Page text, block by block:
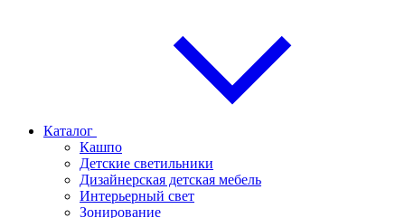
Каталог
Кашпо
Детские светильники
Дизайнерская детская мебель
Интерьерный свет
Зонирование